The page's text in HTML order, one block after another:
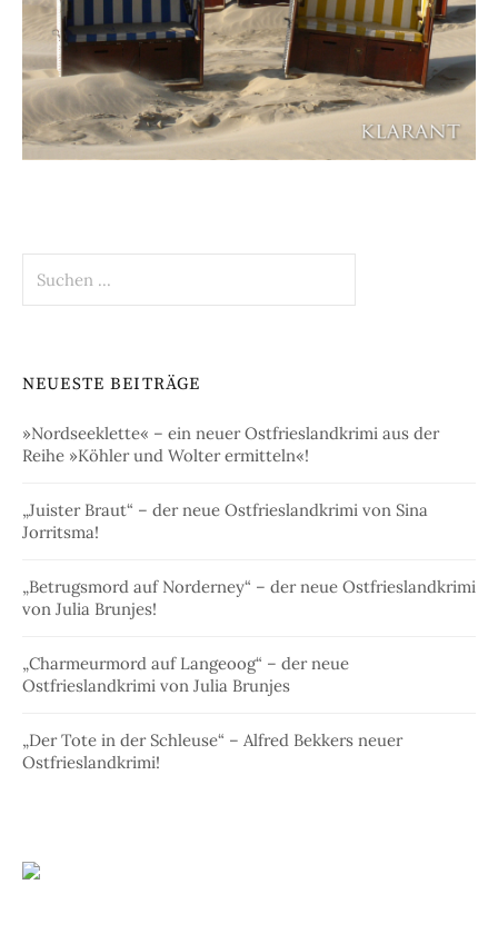
nach:
NEUESTE BEITRÄGE
»Nordseeklette« – ein neuer Ostfrieslandkrimi aus der
Reihe »Köhler und Wolter ermitteln«!
„Juister Braut“ – der neue Ostfrieslandkrimi von Sina
Jorritsma!
„Betrugsmord auf Norderney“ – der neue Ostfrieslandkrimi
von Julia Brunjes!
„Charmeurmord auf Langeoog“ – der neue
Ostfrieslandkrimi von Julia Brunjes
„Der Tote in der Schleuse“ – Alfred Bekkers neuer
Ostfrieslandkrimi!